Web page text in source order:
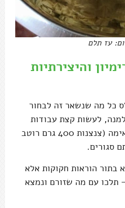
עז תלם
והיצירתיות
כל מה שנשאר זה לבחור
לעשות קצת עבודות
הכנה, למצוא צנצנת מתאימה (צנצנות 400 גרם רוטב
סגורים.
בתור הוראות חקוקות אלא
תלכו עם מה שזורם ונמצא